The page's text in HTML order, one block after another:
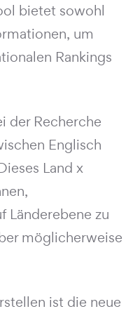
bietet sowohl
um
Rankings
der Recherche
Englisch
Land x
Länderebene zu
möglicherweise
ist die neue